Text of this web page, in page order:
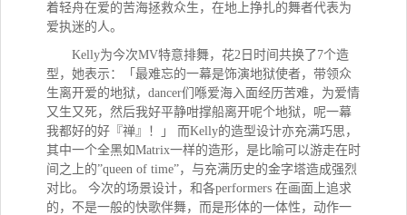
着轻舟在爱的苦海拯救众生，在地上挣扎的舞者代表为
爱执迷的人。
Kelly为今次MV特意排舞，花2日时间共换了7个造
型，她表示：「最难忘的一幕是饰演地狱使者，带领众
生离开爱的地狱，dancer们喺爱海入面经历苦难，为爱情
又生又死，然后我好平静咁撑船离开呢个地狱，呢一幕
我都好的好『禅』！」 而Kelly的造型设计亦充满巧思，
其中一个全黑如Matrix一样的造形，是比喻可以游走在时
间之上的”queen of time”，与充满历史的金字塔造成强烈
对比。 今次的场景设计，和各performers 在画面上追求
的，不是一般的快歌伴舞，而是形体的一体性，动作一